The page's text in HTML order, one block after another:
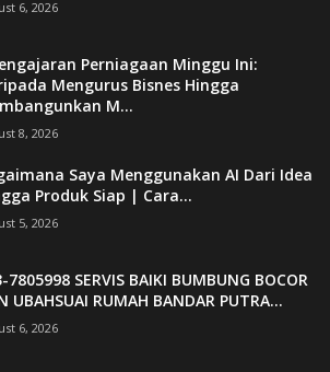
6, 2026
Perniagaan Minggu Ini:
Mengurus Bisnes Hingga
M...
8, 2026
Saya Menggunakan AI Dari Idea
Produk Siap | Cara...
5, 2026
7805998 SERVIS BAIKI BUMBUNG BOCOR
UBAHSUAI RUMAH BANDAR PUTRA...
6, 2026